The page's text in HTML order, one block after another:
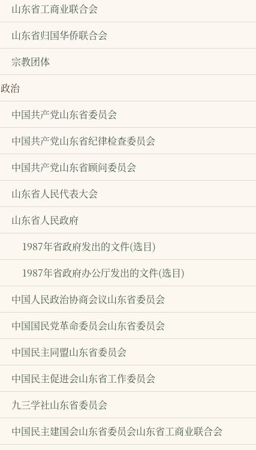
山东省工商业联合会
山东省归国华侨联合会
宗教团体
政治
中国共产党山东省委员会
中国共产党山东省纪律检查委员会
中国共产党山东省顾问委员会
山东省人民代表大会
山东省人民政府
1987年省政府发出的文件(选目)
1987年省政府办公厅发出的文件(选目)
中国人民政治协商会议山东省委员会
中国国民党革命委员会山东省委员会
中国民主同盟山东省委员会
中国民主促进会山东省工作委员会
九三学社山东省委员会
中国民主建国会山东省委员会山东省工商业联合会